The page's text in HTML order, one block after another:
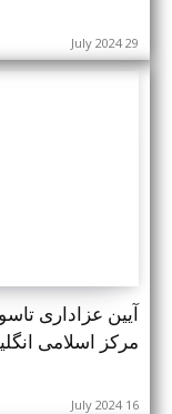
29 July 2024
مرکز اسلامی
16 July 2024